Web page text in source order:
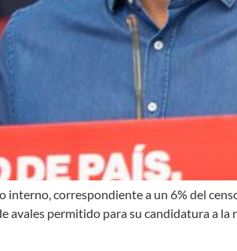
correspondiente a un 6% del
avales permitido para su candidatura a la